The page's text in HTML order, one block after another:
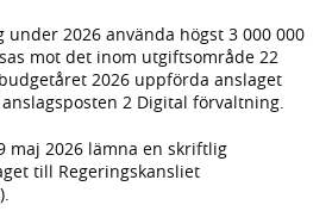
under 2026 använda högst 3 000 000
mot det inom utgiftsområde 22
2026 uppförda anslaget
2 Digital förvaltning.
maj 2026 lämna en skriftlig
till Regeringskansliet